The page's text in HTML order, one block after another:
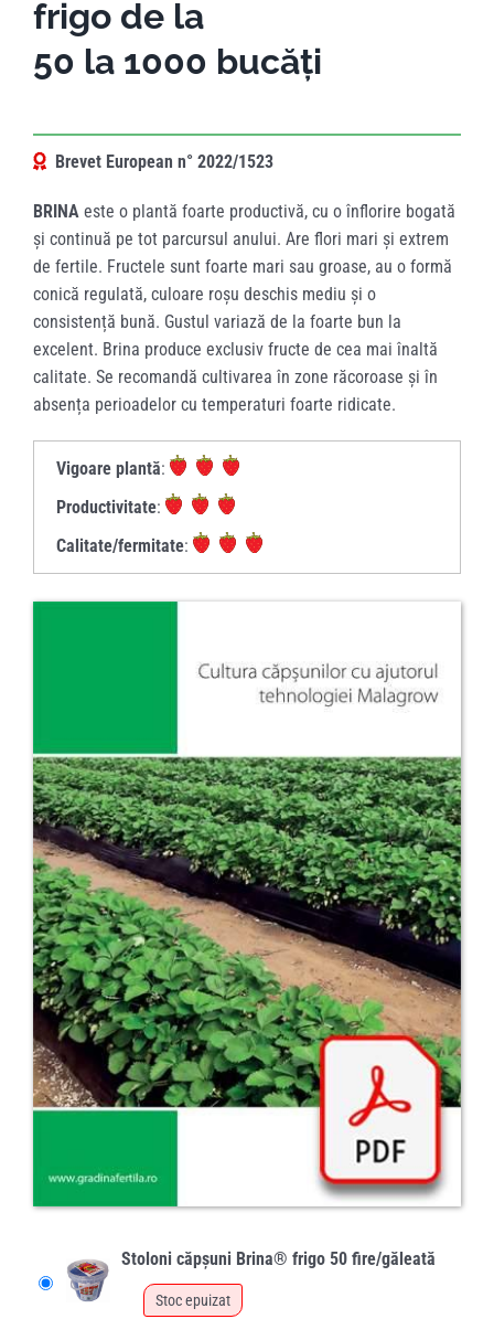
frigo de la
50 la 1000 bucăți
Brevet European n° 2022/1523
BRINA este o plantă foarte productivă, cu o înflorire bogată
și continuă pe tot parcursul anului. Are flori mari și extrem
de fertile. Fructele sunt foarte mari sau groase, au o formă
conică regulată, culoare roșu deschis mediu și o
consistență bună. Gustul variază de la foarte bun la
excelent. Brina produce exclusiv fructe de cea mai înaltă
calitate. Se recomandă cultivarea în zone răcoroase și în
absența perioadelor cu temperaturi foarte ridicate.
Vigoare plantă:
Productivitate:
Calitate/fermitate:
Stoloni căpșuni Brina® frigo 50 fire/găleată
Stoc epuizat